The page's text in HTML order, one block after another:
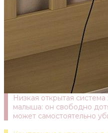
Низкая открытая
малыша: он свободно
может самостоятельно